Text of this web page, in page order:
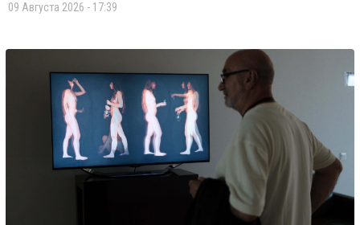
09 Августа 2026 - 17:39